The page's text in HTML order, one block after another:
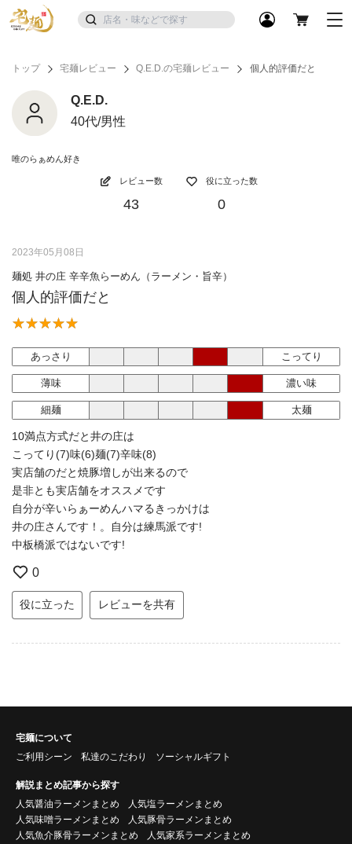
トップ 宅麺レビュー Q.E.D.の宅麺レビュー 個人的評価だと
Q.E.D.
40代/男性
唯のらぁめん好き
レビュー数
43
役に立った数
0
2023年05月08日
麺処 井の庄 辛辛魚らーめん（ラーメン・旨辛）
個人的評価だと
あっさり こってり
薄味 濃い味
細麺 太麺
10満点方式だと井の庄は
こってり(7)味(6)麺(7)辛味(8)
実店舗のだと焼豚増しが出来るので
是非とも実店舗をオススメです
自分が辛いらぁーめんハマるきっかけは
井の庄さんです！。自分は練馬派です!
中板橋派ではないです!
0
役に立った レビューを共有
宅麺について
ご利用シーン
私達のこだわり ソーシャルギフト
解説まとめ記事から探す
人気醤油ラーメンまとめ
人気塩ラーメンまとめ
人気味噌ラーメンまとめ
人気豚骨ラーメンまとめ
人気魚介豚骨ラーメンまとめ
人気家系ラーメンまとめ